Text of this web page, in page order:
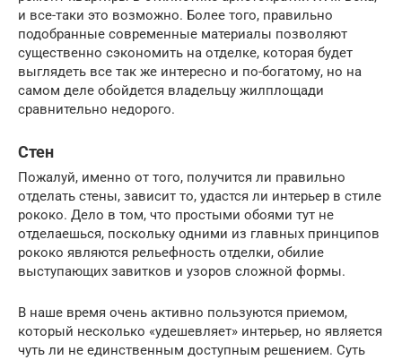
и все-таки это возможно. Более того, правильно
подобранные современные материалы позволяют
существенно сэкономить на отделке, которая будет
выглядеть все так же интересно и по-богатому, но на
самом деле обойдется владельцу жилплощади
сравнительно недорого.
Стен
Пожалуй, именно от того, получится ли правильно
отделать стены, зависит то, удастся ли интерьер в стиле
рококо. Дело в том, что простыми обоями тут не
отделаешься, поскольку одними из главных принципов
рококо являются рельефность отделки, обилие
выступающих завитков и узоров сложной формы.
В наше время очень активно пользуются приемом,
который несколько «удешевляет» интерьер, но является
чуть ли не единственным доступным решением. Суть